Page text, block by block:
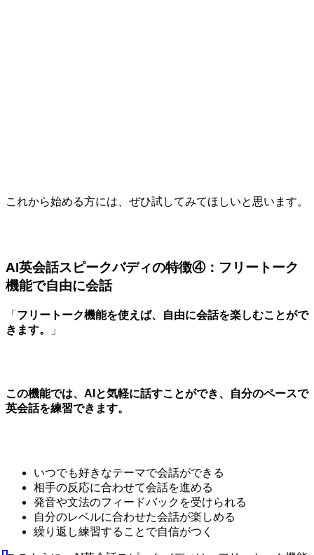
これから始める方には、ぜひ試してみてほしいと思います。
AI英会話スピークバディの特徴④：フリートーク
機能で自由に会話
「 フリートーク機能を使えば、自由に会話を楽しむことがで
きます。
」
この機能では、AIと気軽に話すことができ、自分のペースで
英会話を練習できます。
いつでも好きなテーマで会話ができる
相手の反応に合わせて会話を進める
発音や文法のフィードバックを受けられる
自分のレベルに合わせた会話が楽しめる
繰り返し練習することで自信がつく